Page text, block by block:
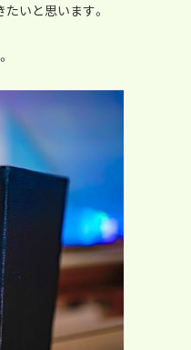
いと思います。